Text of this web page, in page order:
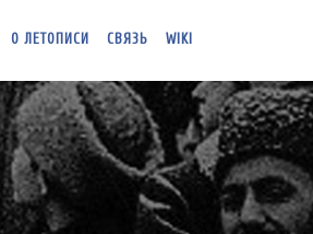
О ЛЕТОПИСИ СВЯЗЬ WIKI